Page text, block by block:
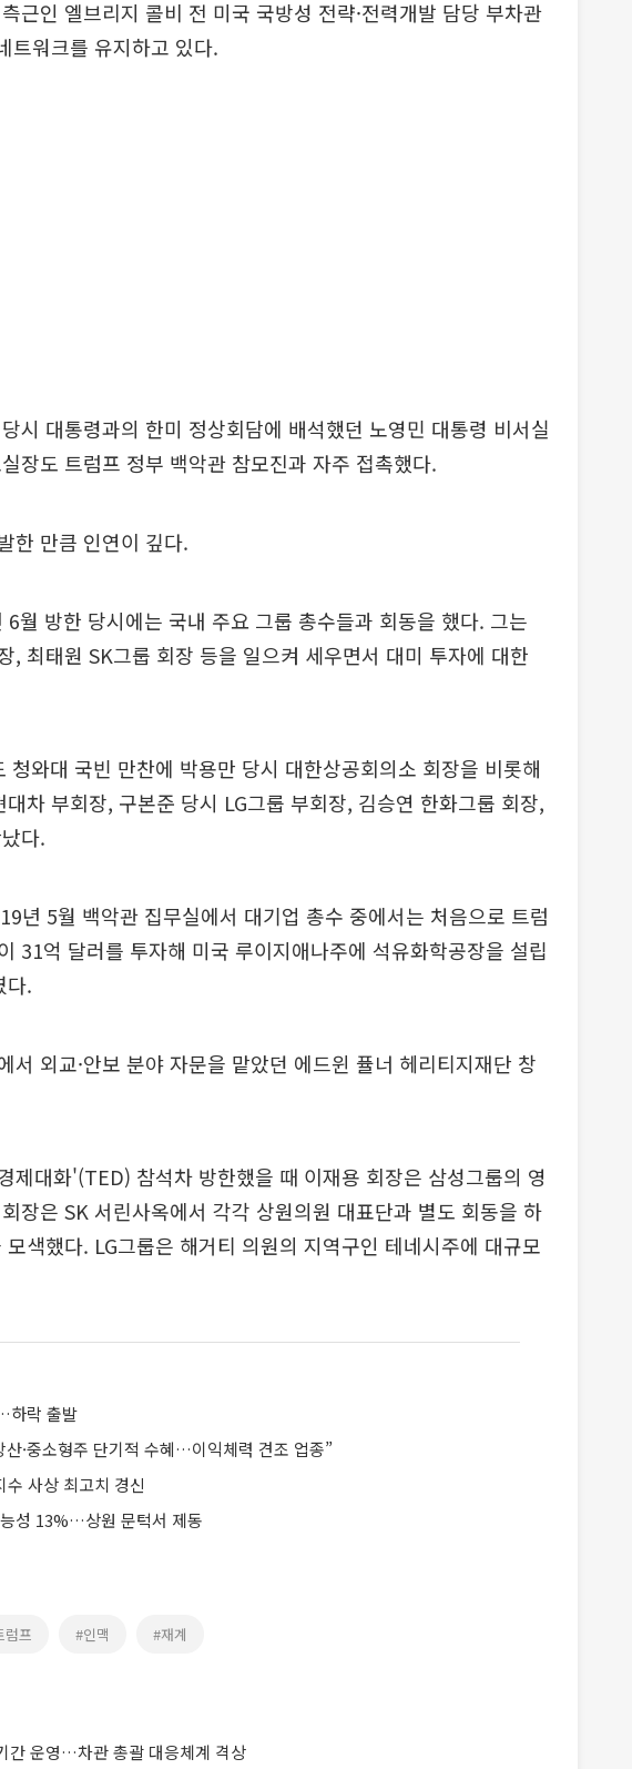
근인 엘브리지 콜비 전 미국 국방성 전략·전력개발 담당 부차관
트워크를 유지하고 있다.
시 대통령과의 한미 정상회담에 배석했던 노영민 대통령 비서실
장도 트럼프 정부 백악관 참모진과 자주 접촉했다.
한 만큼 인연이 깊다.
월 방한 당시에는 국내 주요 그룹 총수들과 회동을 했다. 그는
, 최태원 SK그룹 회장 등을 일으켜 세우면서 대미 투자에 대한
와대 국빈 만찬에 박용만 당시 대한상공회의소 회장을 비롯해
차 부회장, 구본준 당시 LG그룹 부회장, 김승연 한화그룹 회장,
다.
년 5월 백악관 집무실에서 대기업 총수 중에서는 처음으로 트럼
31억 달러를 투자해 미국 루이지애나주에 석유화학공장을 설립
다.
서 외교·안보 분야 자문을 맡았던 에드윈 퓰너 헤리티지재단 창
제대화'(TED) 참석차 방한했을 때 이재용 회장은 삼성그룹의 영
장은 SK 서린사옥에서 각각 상원의원 대표단과 별도 회동을 하
색했다. LG그룹은 해거티 의원의 지역구인 테네시주에 대규모
하락 출발
산·중소형주 단기적 수혜…이익체력 견조 업종”
사상 최고치 경신
성 13%…상원 문턱서 제동
럼프 #인맥 #재계
간 운영…차관 총괄 대응체계 격상